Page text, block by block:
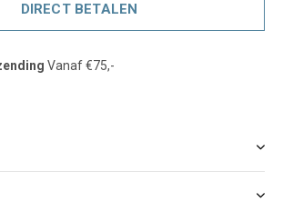
DIRECT BETALEN
Vanaf €75,-